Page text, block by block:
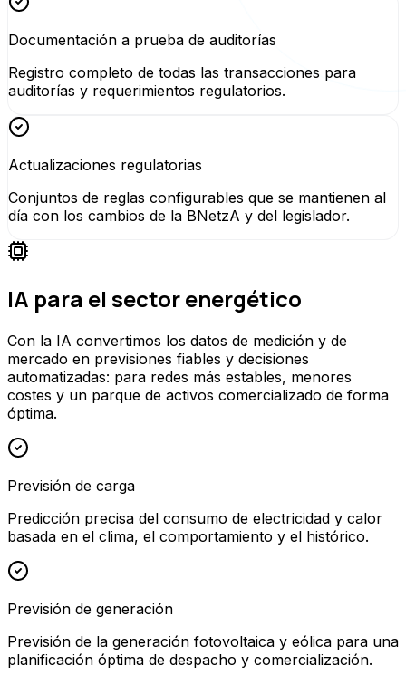
Documentación a prueba de auditorías
Registro completo de todas las transacciones para
auditorías y requerimientos regulatorios.
Actualizaciones regulatorias
Conjuntos de reglas configurables que se mantienen al
día con los cambios de la BNetzA y del legislador.
IA para el sector energético
Con la IA convertimos los datos de medición y de
mercado en previsiones fiables y decisiones
automatizadas: para redes más estables, menores
costes y un parque de activos comercializado de forma
óptima.
Previsión de carga
Predicción precisa del consumo de electricidad y calor
basada en el clima, el comportamiento y el histórico.
Previsión de generación
Previsión de la generación fotovoltaica y eólica para una
planificación óptima de despacho y comercialización.